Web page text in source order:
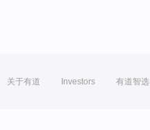
关于有道 Investors 有道智选